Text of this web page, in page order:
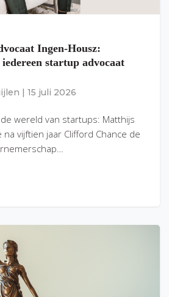
Ingen-Housz:
startup advocaat
15 juli 2026
wereld van startups: Matthijs
na vijftien jaar Clifford Chance de